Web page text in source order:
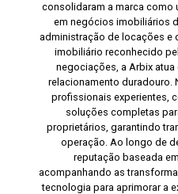
consolidaram a marca como
em negócios imobiliários
administração de locações e
imobiliário reconhecido
negociações, a Arbix
relacionamento duradouro.
profissionais experientes,
soluções completas
proprietários, garantindo
operação. Ao longo de
reputação baseada
acompanhando as
tecnologia para aprimorar a